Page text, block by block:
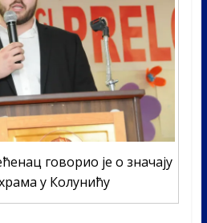
говорио је о значају
у Колунићу